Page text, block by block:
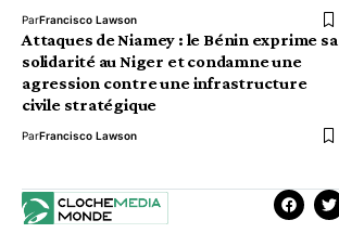
ParFrancisco Lawson
Attaques de Niamey : le Bénin exprime sa
solidarité au Niger et condamne une
agression contre une infrastructure
civile stratégique
ParFrancisco Lawson